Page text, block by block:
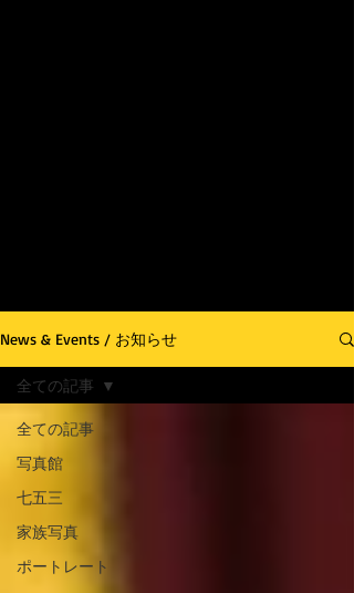
News & Events / お知らせ
全ての記事
写真館
七五三
家族写真
ポートレート
全ての記事